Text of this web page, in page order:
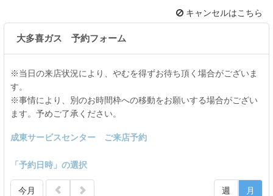
キャンセルはこちら
大多喜ガス 予約フォーム
※当日の来店状況により、やむを得ずお待ち頂く場合がございま
す。
※事情により、別のお時間枠への移動をお願いする場合がござい
ます。予めご了承ください。
成東サービスセンター ご来店予約
「予約日時」の選択
今月 週 月